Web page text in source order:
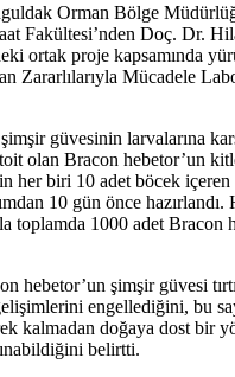
Orman Bölge
Fakültesi’nden Doç. Dr.
ortak proje kapsamında
Zararlılarıyla Mücadele
güvesinin larvalarına
olan Bracon hebetor’un
her biri 10 adet böcek
10 gün önce hazırlandı.
toplamda 1000 adet Bracon
hebetor’un şimşir güvesi
engellediğini, bu
kalmadan doğaya dost bir
belirtti.